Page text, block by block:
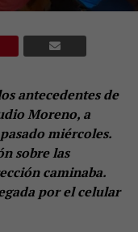
antecedentes de
Moreno, a
miércoles.
sobre las
caminaba.
por el celular